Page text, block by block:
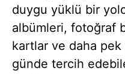
duygu yüklü bir
albümleri, fotoğraf
kartlar ve daha
günde tercih